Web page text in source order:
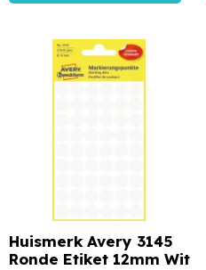
Huismerk Avery 3145
Ronde Etiket 12mm Wit